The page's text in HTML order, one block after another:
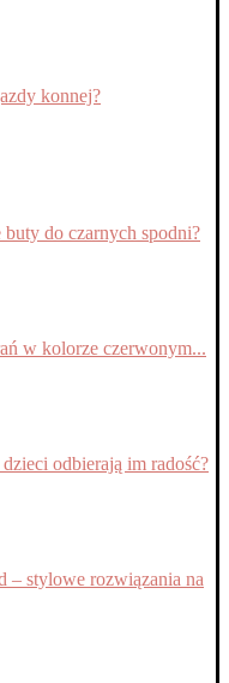
konnej?
do czarnych spodni?
w kolorze czerwonym...
odbierają im radość?
– stylowe rozwiązania na